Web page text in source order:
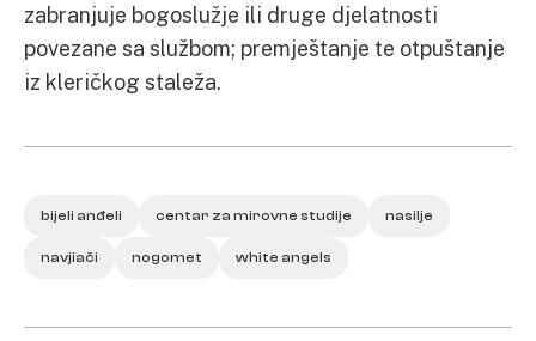
zabranjuje bogoslužje ili druge djelatnosti
povezane sa službom; premještanje te otpuštanje
iz kleričkog staleža.
bijeli anđeli centar za mirovne studije nasilje
navjiači nogomet white angels